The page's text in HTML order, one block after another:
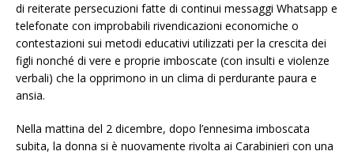
di reiterate persecuzioni fatte di continui messaggi Whatsapp e
telefonate con improbabili rivendicazioni economiche o
contestazioni sui metodi educativi utilizzati per la crescita dei
figli nonché di vere e proprie imboscate (con insulti e violenze
verbali) che la opprimono in un clima di perdurante paura e
ansia.
Nella mattina del 2 dicembre, dopo l’ennesima imboscata
subita, la donna si è nuovamente rivolta ai Carabinieri con una